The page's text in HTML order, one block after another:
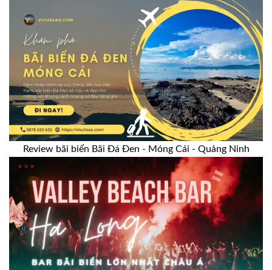
Review bãi biển Bãi Đá Đen - Móng Cái - Quảng Ninh